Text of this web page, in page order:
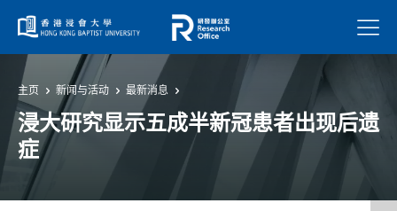
菜单
主页 新闻与活动 最新消息
浸大研究显示五成半新冠患者出现后遗
症